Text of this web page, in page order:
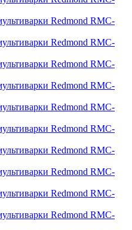
Redmond RMC-
Redmond RMC-
Redmond RMC-
Redmond RMC-
Redmond RMC-
Redmond RMC-
Redmond RMC-
Redmond RMC-
Redmond RMC-
Redmond RMC-